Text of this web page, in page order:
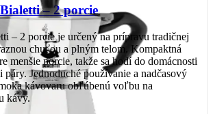
– 2 porcie
– 2 porcie je určený na prípravu tradičnej
chuťou a plným telom. Kompaktná
menšie porcie, takže sa hodí do domácnosti
Jednoduché používanie a nadčasový
kávovaru obľúbenú voľbu na
kávy.